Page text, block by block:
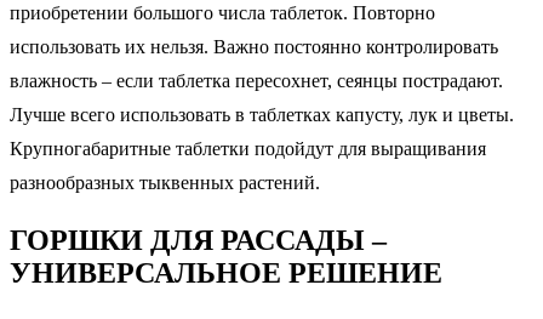
приобретении большого числа таблеток. Повторно
использовать их нельзя. Важно постоянно контролировать
влажность – если таблетка пересохнет, сеянцы пострадают.
Лучше всего использовать в таблетках капусту, лук и цветы.
Крупногабаритные таблетки подойдут для выращивания
разнообразных тыквенных растений.
ГОРШКИ ДЛЯ РАССАДЫ –
УНИВЕРСАЛЬНОЕ РЕШЕНИЕ